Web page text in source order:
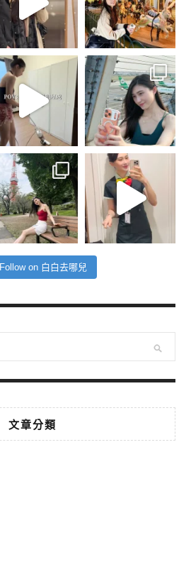
Follow on 白白去哪兒
文章分類